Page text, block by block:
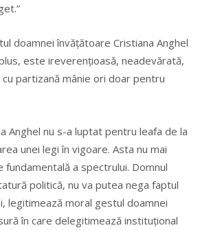
doamnei învățătoare Cristiana Anghel
este ireverențioasă, neadevărată,
partizană mânie ori doar pentru
Anghel nu s-a luptat pentru leafa de la
unei legi în vigoare. Asta nu mai
fundamentală a spectrului. Domnul
politică, nu va putea nega faptul
legitimează moral gestul doamnei
în care delegitimează instituțional